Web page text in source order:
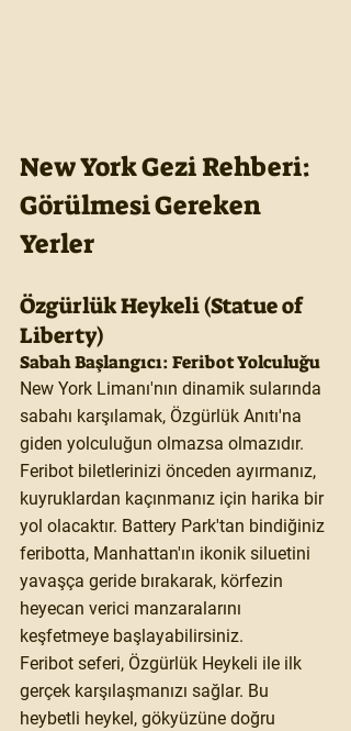
New York Gezi Rehberi:
Görülmesi Gereken
Yerler
Özgürlük Heykeli (Statue of
Liberty)
Sabah Başlangıcı: Feribot Yolculuğu
New York Limanı'nın dinamik sularında
sabahı karşılamak, Özgürlük Anıtı'na
giden yolculuğun olmazsa olmazıdır.
Feribot biletlerinizi önceden ayırmanız,
kuyruklardan kaçınmanız için harika bir
yol olacaktır. Battery Park'tan bindiğiniz
feribotta, Manhattan'ın ikonik siluetini
yavaşça geride bırakarak, körfezin
heyecan verici manzaralarını
keşfetmeye başlayabilirsiniz.
Feribot seferi, Özgürlük Heykeli ile ilk
gerçek karşılaşmanızı sağlar. Bu
heybetli heykel, gökyüzüne doğru